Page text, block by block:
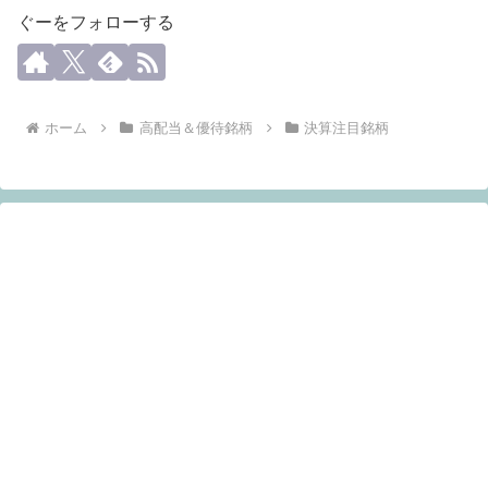
ぐーをフォローする
ホーム 高配当＆優待銘柄 決算注目銘柄